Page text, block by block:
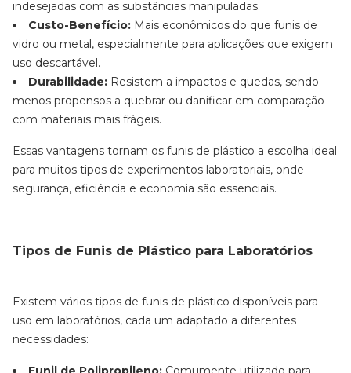
indesejadas com as substâncias manipuladas.
Custo-Benefício: Mais econômicos do que funis de
vidro ou metal, especialmente para aplicações que exigem
uso descartável.
Durabilidade: Resistem a impactos e quedas, sendo
menos propensos a quebrar ou danificar em comparação
com materiais mais frágeis.
Essas vantagens tornam os funis de plástico a escolha ideal
para muitos tipos de experimentos laboratoriais, onde
segurança, eficiência e economia são essenciais.
Tipos de Funis de Plástico para Laboratórios
Existem vários tipos de funis de plástico disponíveis para
uso em laboratórios, cada um adaptado a diferentes
necessidades: